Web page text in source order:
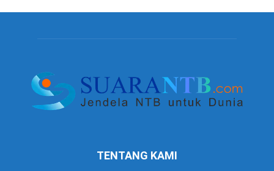
TENTANG KAMI